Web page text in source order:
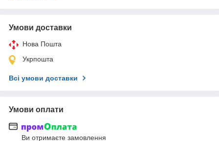
Умови доставки
Нова Пошта
Укрпошта
Всі умови доставки
Умови оплати
Ви отримаєте замовлення